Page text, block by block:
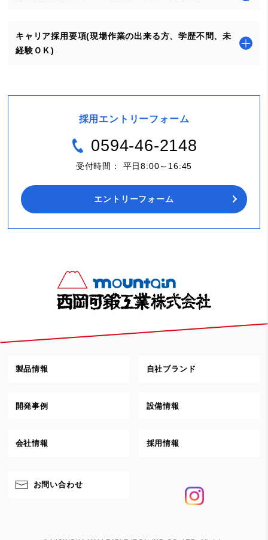
キャリア採用要項(現場作業の出来る方、学歴不問、未
経験ＯＫ)
採用エントリーフォーム
0594-46-2148
受付時間： 平日8:00～16:45
エントリーフォーム
製品情報 自社ブランド
開発事例 設備情報
会社情報 採用情報
お問い合わせ